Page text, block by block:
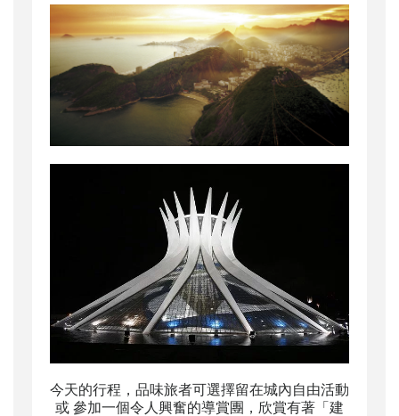
今天的行程，品味旅者可選擇留在城內自由活動
或 參加一個令人興奮的導賞團，欣賞有著「建